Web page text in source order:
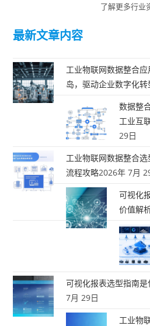
了解更多行业
最新文章内容
工业物联网数据整合
岛，驱动企业数字化转
数据整
工业互
29日
工业物联网数据整合
流程攻略2026年 7月
可视化
价值解
可视化报表选型指南
7月 29日
工业物